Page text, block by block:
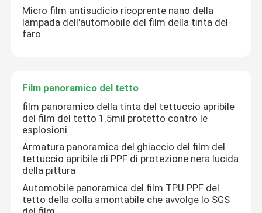
Micro film antisudicio ricoprente nano della
lampada dell'automobile del film della tinta del
faro
Film panoramico del tetto
film panoramico della tinta del tettuccio apribile
del film del tetto 1.5mil protetto contro le
esplosioni
Armatura panoramica del ghiaccio del film del
tettuccio apribile di PPF di protezione nera lucida
della pittura
Automobile panoramica del film TPU PPF del
tetto della colla smontabile che avvolge lo SGS